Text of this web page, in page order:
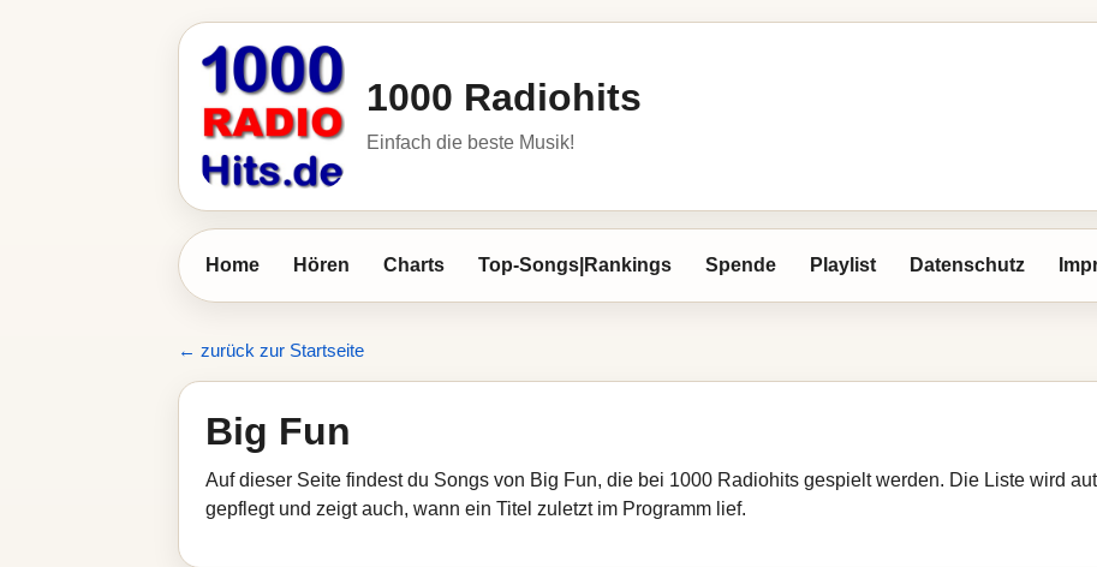
1000 Radiohits
Einfach die beste Musik!
Home Hören Charts Top-Songs|Rankings Spende Playlist Datenschutz
← zurück zur Startseite
Big Fun
Auf dieser Seite findest du Songs von Big Fun, die bei 1000 Radiohits gespielt werden. Die Liste wird
gepflegt und zeigt auch, wann ein Titel zuletzt im Programm lief.